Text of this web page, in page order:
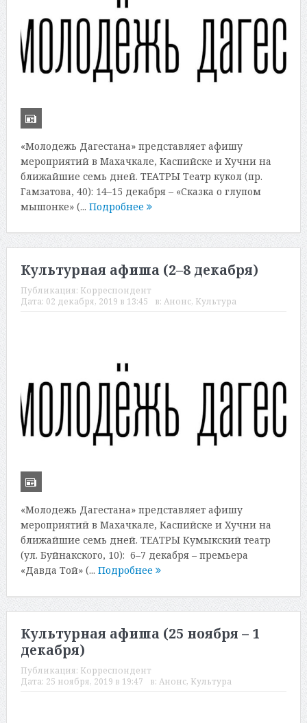
«Молодежь Дагестана» представляет афишу
мероприятий в Махачкале, Каспийске и Хучни на
ближайшие семь дней. ТЕАТРЫ Театр кукол (пр.
Гамзатова, 40): 14–15 декабря – «Сказка о глупом
мышонке» (... Подробнее
Культурная афиша (2–8 декабря)
Публикация: Корреспондент
Дата: 02 декабря, 2019 в 13:45 в: Анонс, Культура
«Молодежь Дагестана» представляет афишу
мероприятий в Махачкале, Каспийске и Хучни на
ближайшие семь дней. ТЕАТРЫ Кумыкский театр
(ул. Буйнакского, 10): 6–7 декабря – премьера
«Давда Той» (... Подробнее
Культурная афиша (25 ноября – 1
декабря)
Публикация: Корреспондент
Дата: 25 ноября, 2019 в 19:47 в: Анонс, Культура